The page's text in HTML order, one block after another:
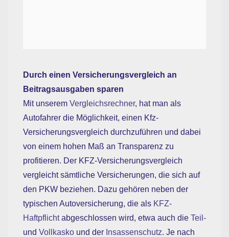
Durch einen Versicherungsvergleich an
Beitragsausgaben sparen
Mit unserem Vergleichsrechner, hat man als
Autofahrer die Möglichkeit, einen Kfz-
Versicherungsvergleich durchzuführen und dabei
von einem hohen Maß an Transparenz zu
profitieren. Der KFZ-Versicherungsvergleich
vergleicht sämtliche Versicherungen, die sich auf
den PKW beziehen. Dazu gehören neben der
typischen Autoversicherung, die als KFZ-
Haftpflichtabgeschlossen wird, etwa auch die Teil-
und Vollkasko und der Insassenschutz. Je nach